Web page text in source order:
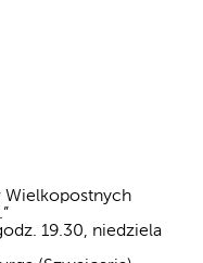
Wielkopostnych
19.30, niedziela